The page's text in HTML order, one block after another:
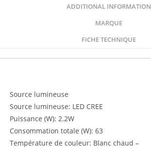
ADDITIONAL INFORMATION
MARQUE
FICHE TECHNIQUE
Source lumineuse
Source lumineuse: LED CREE
Puissance (W): 2.2W
Consommation totale (W): 63
Température de couleur: Blanc chaud –